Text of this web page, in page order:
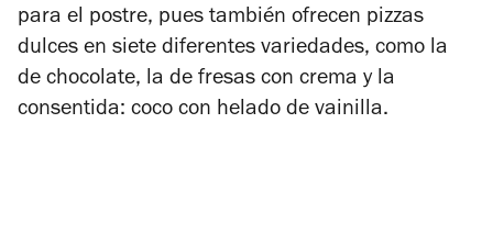
para el postre, pues también ofrecen pizzas
dulces en siete diferentes variedades, como la
de chocolate, la de fresas con crema y la
consentida: coco con helado de vainilla.